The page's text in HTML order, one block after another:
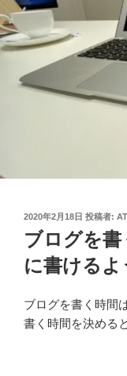
投
日:
2020年2月18日 投稿者:
ブログを
に書ける
ブログを書く時間
書く時間を決める